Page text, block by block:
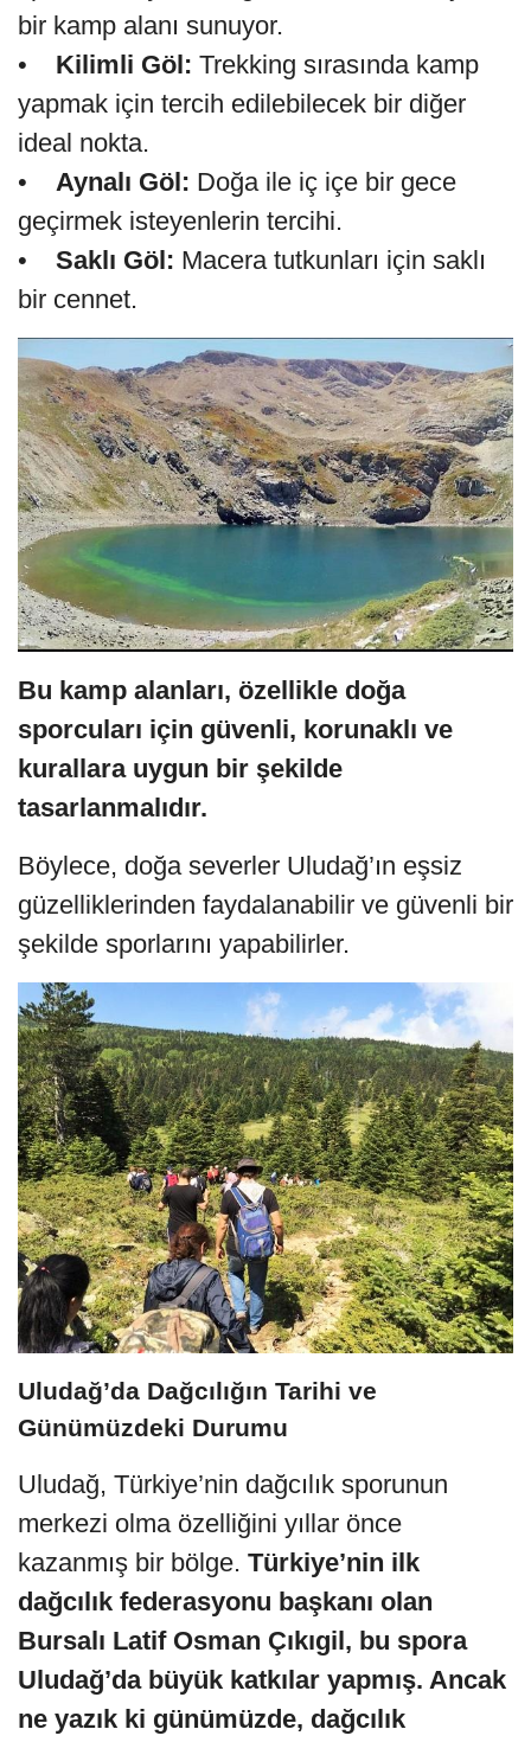
bir kamp alanı sunuyor.
• Kilimli Göl: Trekking sırasında kamp
yapmak için tercih edilebilecek bir diğer
ideal nokta.
• Aynalı Göl: Doğa ile iç içe bir gece
geçirmek isteyenlerin tercihi.
• Saklı Göl: Macera tutkunları için saklı
bir cennet.
Bu kamp alanları, özellikle doğa
sporcuları için güvenli, korunaklı ve
kurallara uygun bir şekilde
tasarlanmalıdır.
Böylece, doğa severler Uludağ’ın eşsiz
güzelliklerinden faydalanabilir ve güvenli bir
şekilde sporlarını yapabilirler.
Uludağ’da Dağcılığın Tarihi ve
Günümüzdeki Durumu
Uludağ, Türkiye’nin dağcılık sporunun
merkezi olma özelliğini yıllar önce
kazanmış bir bölge. Türkiye’nin ilk
dağcılık federasyonu başkanı olan
Bursalı Latif Osman Çıkıgil, bu spora
Uludağ’da büyük katkılar yapmış. Ancak
ne yazık ki günümüzde, dağcılık